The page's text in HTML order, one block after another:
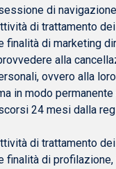
di
di trattamento
finalità di marketing
alla
ovvero alla
in modo permanente
24 mesi dalla
di trattamento
finalità di